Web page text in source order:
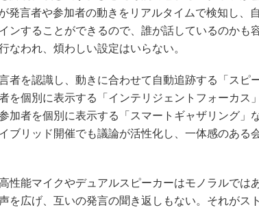
発言者や参加者の動きをリアルタイムで検知し、
ンすることができるので、誰が話しているのかも
なわれ、煩わしい設定はいらない。
者を認識し、動きに合わせて自動追跡する「スピ
を個別に表示する「インテリジェントフォーカス
加者を個別に表示する「スマートギャザリング」
ブリッド開催でも議論が活性化し、一体感のある
性能マイクやデュアルスピーカーはモノラルでは
を広げ、互いの発言の聞き返しもない。それがス